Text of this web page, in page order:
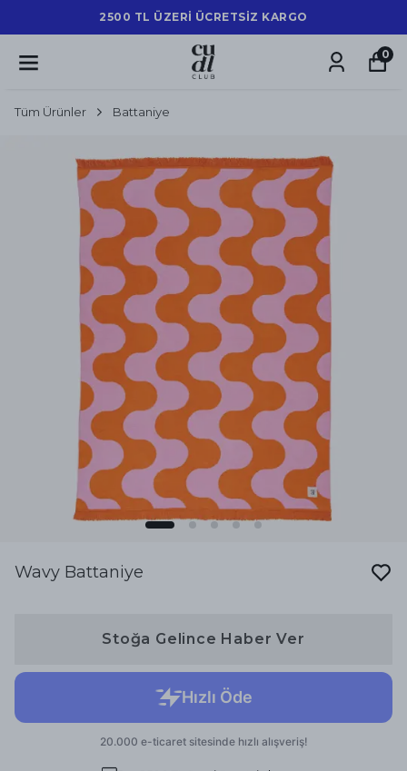
2500 TL ÜZERİ ÜCRETSİZ KARGO
0
Tüm Ürünler Battaniye
Wavy Battaniye
Stoğa Gelince Haber Ver